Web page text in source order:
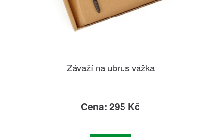
Závaží na ubrus vážka
Cena: 295 Kč